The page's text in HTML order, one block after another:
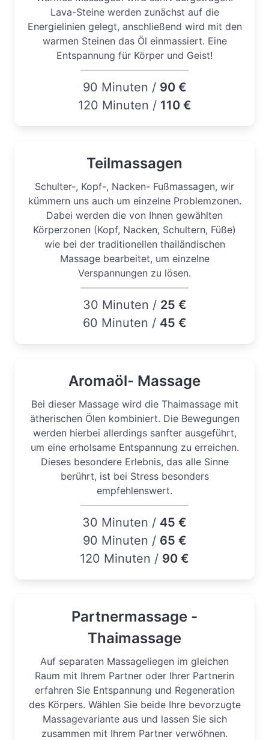
Lava-Steine werden zunächst auf die
Energielinien gelegt, anschließend wird mit den
warmen Steinen das Öl einmassiert. Eine
Entspannung für Körper und Geist!
90 Minuten / 90 €
120 Minuten / 110 €
Teilmassagen
Schulter-, Kopf-, Nacken- Fußmassagen, wir
kümmern uns auch um einzelne Problemzonen.
Dabei werden die von Ihnen gewählten
Körperzonen (Kopf, Nacken, Schultern, Füße)
wie bei der traditionellen thailändischen
Massage bearbeitet, um einzelne
Verspannungen zu lösen.
30 Minuten / 25 €
60 Minuten / 45 €
Aromaöl- Massage
Bei dieser Massage wird die Thaimassage mit
ätherischen Ölen kombiniert. Die Bewegungen
werden hierbei allerdings sanfter ausgeführt,
um eine erholsame Entspannung zu erreichen.
Dieses besondere Erlebnis, das alle Sinne
berührt, ist bei Stress besonders
empfehlenswert.
30 Minuten / 45 €
90 Minuten / 65 €
120 Minuten / 90 €
Partnermassage -
Thaimassage
Auf separaten Massageliegen im gleichen
Raum mit Ihrem Partner oder Ihrer Partnerin
erfahren Sie Entspannung und Regeneration
des Körpers. Wählen Sie beide Ihre bevorzugte
Massagevariante aus und lassen Sie sich
zusammen mit Ihrem Partner verwöhnen.